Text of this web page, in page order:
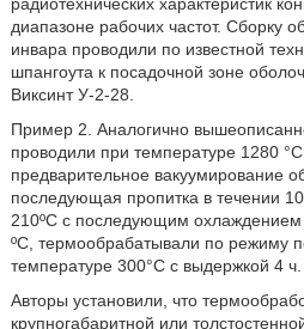
диапазоне рабочих частот. Сборку
инвара проводили по известной
шпангоута к посадочной зоне
Виксинт У-2-28.
Пример 2. Аналогично
проводили при температуре 1280 °С
предварительное вакуумирование
последующая пропитка в течении
210ºС с последующим
ºС, термообрабатывали по режиму
температуре 300°C с выдержкой 4 ч.
Авторы установили, что
крупногабаритной или